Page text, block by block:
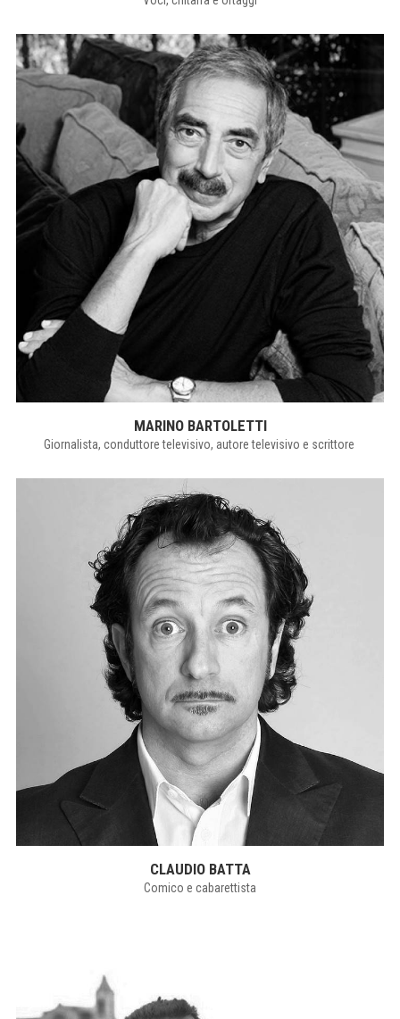
MARINO BARTOLETTI
Giornalista, conduttore televisivo, autore televisivo e scrittore
CLAUDIO BATTA
Comico e cabarettista